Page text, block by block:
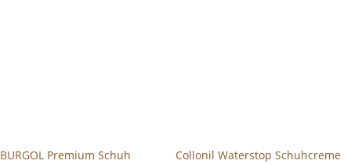
BURGOL Premium Schuh
Collonil Waterstop Schuhcreme